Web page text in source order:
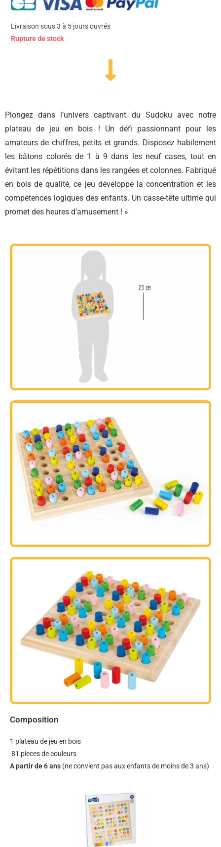
Livraison sous 3 à 5 jours ouvrés
Rupture de stock
Plongez dans l’univers captivant du Sudoku avec notre
plateau de jeu en bois ! Un défi passionnant pour les
amateurs de chiffres, petits et grands. Disposez habilement
les bâtons colorés de 1 à 9 dans les neuf cases, tout en
évitant les répétitions dans les rangées et colonnes. Fabriqué
en bois de qualité, ce jeu développe la concentration et les
compétences logiques des enfants. Un casse-tête ultime qui
promet des heures d’amusement ! »
Composition
1 plateau de jeu en bois
81 pieces de couleurs
A partir de 6 ans (ne convient pas aux enfants de moins de 3 ans)